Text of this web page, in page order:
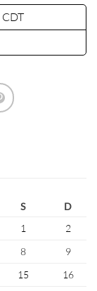
CDT
S
D
1
2
8
9
15
16